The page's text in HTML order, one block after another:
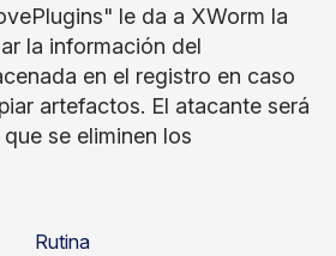
le da a XWorm la
la información del
en el registro en caso
artefactos. El atacante será
se eliminen los
Rutina